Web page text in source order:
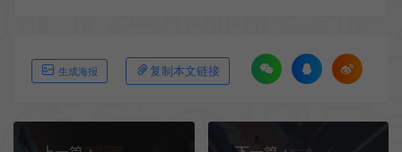
生成海报 复制本文链接